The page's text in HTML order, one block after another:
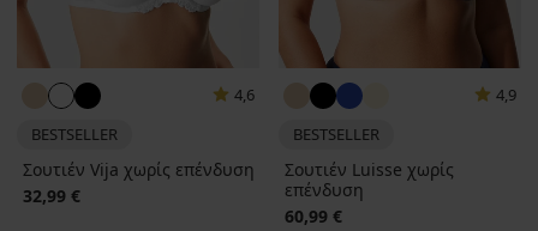
4,6
BESTSELLER
Σουτιέν Vija χωρίς επένδυση
32,99 €
4,9
BESTSELLER
Σουτιέν Luisse χωρίς
επένδυση
60,99 €